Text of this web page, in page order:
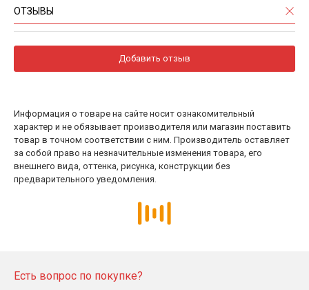
ОТЗЫВЫ
Добавить отзыв
Информация о товаре на сайте носит ознакомительный
характер и не обязывает производителя или магазин поставить
товар в точном соответствии с ним. Производитель оставляет
за собой право на незначительные изменения товара, его
внешнего вида, оттенка, рисунка, конструкции без
предварительного уведомления.
Есть вопрос по покупке?